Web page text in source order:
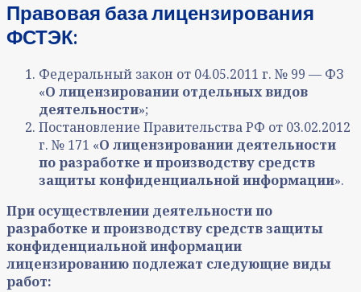
Правовая база лицензирования
ФСТЭК:
Федеральный закон от 04.05.2011 г. № 99 — ФЗ
«О лицензировании отдельных видов
деятельности»;
Постановление Правительства РФ от 03.02.2012
г. № 171 «О лицензировании деятельности
по разработке и производству средств
защиты конфиденциальной информации».
При осуществлении деятельности по
разработке и производству средств защиты
конфиденциальной информации
лицензированию подлежат следующие виды
работ: